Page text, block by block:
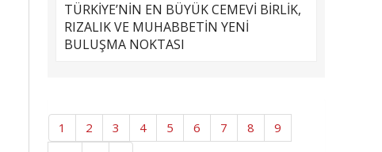
TÜRKİYE’NİN EN BÜYÜK CEMEVİ BİRLİK,
RIZALIK VE MUHABBETİN YENİ
BULUŞMA NOKTASI
1 2 3 4 5 6 7 8
9